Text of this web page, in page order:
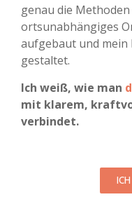
genau die
ortsunabhängiges
aufgebaut und mein
gestaltet.
Ich weiß, wie man
mit klarem,
verbindet.